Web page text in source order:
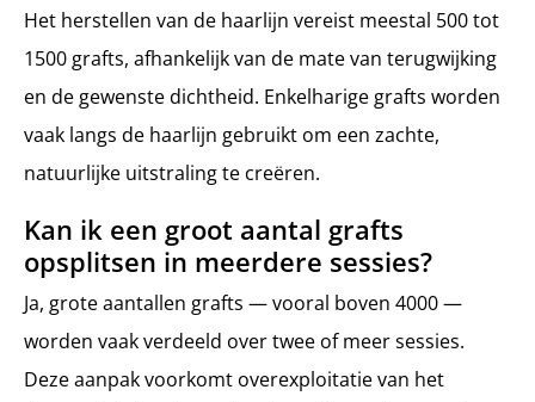
Het herstellen van de haarlijn vereist meestal 500 tot
1500 grafts, afhankelijk van de mate van terugwijking
en de gewenste dichtheid. Enkelharige grafts worden
vaak langs de haarlijn gebruikt om een zachte,
natuurlijke uitstraling te creëren.
Kan ik een groot aantal grafts
opsplitsen in meerdere sessies?
Ja, grote aantallen grafts — vooral boven 4000 —
worden vaak verdeeld over twee of meer sessies.
Deze aanpak voorkomt overexploitatie van het